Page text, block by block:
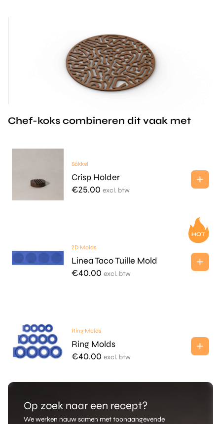
Chef-koks combineren dit vaak met
Sōkkel
Crisp Holder
€25.00 excl. btw
2D Molds
Linea Taco Tuille Mold
€40.00 excl. btw
Ring Molds
Ring Molds
€40.00 excl. btw
Op zoek naar een recept?
We werken nauw samen met toonaangevende